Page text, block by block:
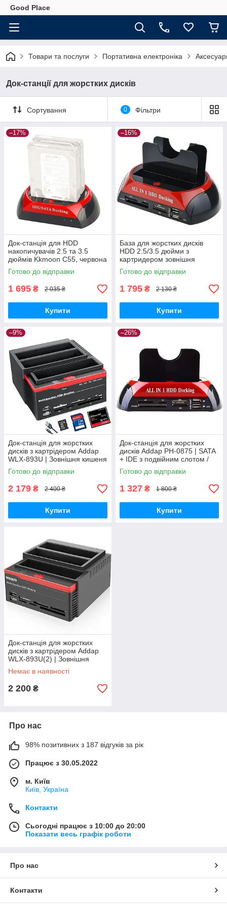
Good Place
Товари та послуги Портативна електроніка
Док-станції для жорстких дисків
Сортування 0 Фільтри
–17%
Док-станція для HDD
накопичувачів 2.5 та 3.5
дюймів Kkmoon C55, червона
GoodPlace -worry-free-
shopping-
Готово до відправки
1 695 ₴ 2 035 ₴
Купити
–16%
База для жорстких дисків
HDD 2.5/3.5 дюйми з
картридером зовнішня
Kkmoon 875 GoodPlace -
worry-free-shopping-
Готово до відправки
1 795 ₴ 2 130 ₴
Купити
–9%
Док-станція для жорстких
дисків з картрідером Addap
WLX-893U | Зовнішня кишеня
SATA + IDE 2,5"/3,5"
GoodPlace
Готово до відправки
2 179 ₴ 2 400 ₴
Купити
–26%
Док-станція для жорстких
дисків Addap PH-0875 | SATA
+ IDE з подвійним слотом /
кардридером / USB 2,0
GoodPlace
Готово до відправки
1 327 ₴ 1 800 ₴
Купити
Док-станція для жорстких
дисків з картрідером Addap
WLX-893U(2) | Зовнішня
кишеня SATA 2,5"/3,5"
GoodPlace -worry-free-
Немає в наявності
2 200 ₴
Про нас
98% позитивних з 187 відгуків за рік
Працює з 30.05.2022
м. Київ
Київ, Україна
Контакти
Сьогодні працює з 10:00 до 20:00
Показати весь графік роботи
Про нас
Контакти